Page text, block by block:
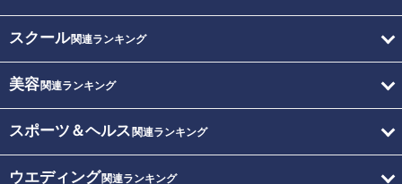
スクール関連ランキング
美容関連ランキング
スポーツ＆ヘルス 関連ランキング
ウエディング関連ランキング